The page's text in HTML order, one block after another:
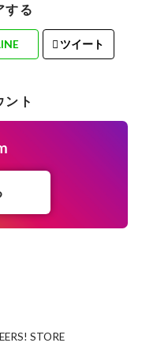
する
ツイート
ント
STORE